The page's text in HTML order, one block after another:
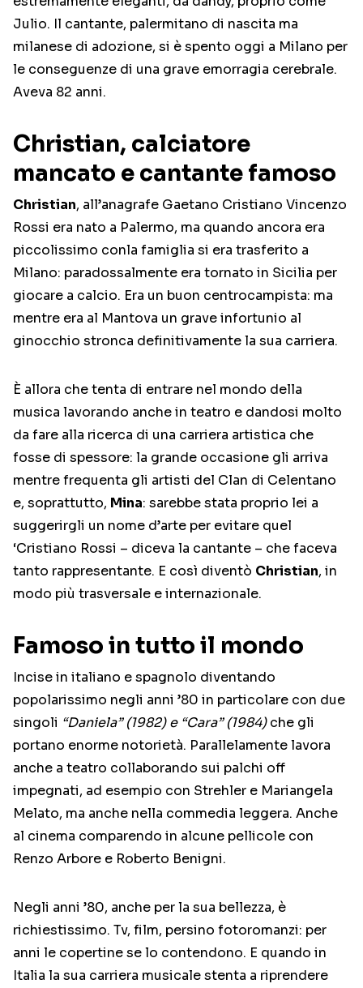
Julio. Il cantante, palermitano di nascita ma
milanese di adozione, si è spento oggi a Milano per
le conseguenze di una grave emorragia cerebrale.
Aveva 82 anni.
Christian, calciatore
mancato e cantante famoso
Christian, all’anagrafe Gaetano Cristiano Vincenzo
Rossi era nato a Palermo, ma quando ancora era
piccolissimo conla famiglia si era trasferito a
Milano: paradossalmente era tornato in Sicilia per
giocare a calcio. Era un buon centrocampista: ma
mentre era al Mantova un grave infortunio al
ginocchio stronca definitivamente la sua carriera.
È allora che tenta di entrare nel mondo della
musica lavorando anche in teatro e dandosi molto
da fare alla ricerca di una carriera artistica che
fosse di spessore: la grande occasione gli arriva
mentre frequenta gli artisti del Clan di Celentano
e, soprattutto, Mina: sarebbe stata proprio lei a
suggerirgli un nome d’arte per evitare quel
‘Cristiano Rossi – diceva la cantante – che faceva
tanto rappresentante. E così diventò Christian, in
modo più trasversale e internazionale.
Famoso in tutto il mondo
Incise in italiano e spagnolo diventando
popolarissimo negli anni ’80 in particolare con due
singoli “Daniela” (1982) e “Cara” (1984)che gli
portano enorme notorietà. Parallelamente lavora
anche a teatro collaborando sui palchi off
impegnati, ad esempio con Strehler e Mariangela
Melato, ma anche nella commedia leggera. Anche
al cinema comparendo in alcune pellicole con
Renzo Arbore e Roberto Benigni.
Negli anni ’80, anche per la sua bellezza, è
richiestissimo. Tv, film, persino fotoromanzi: per
anni le copertine se lo contendono. E quando in
Italia la sua carriera musicale stenta a riprendere